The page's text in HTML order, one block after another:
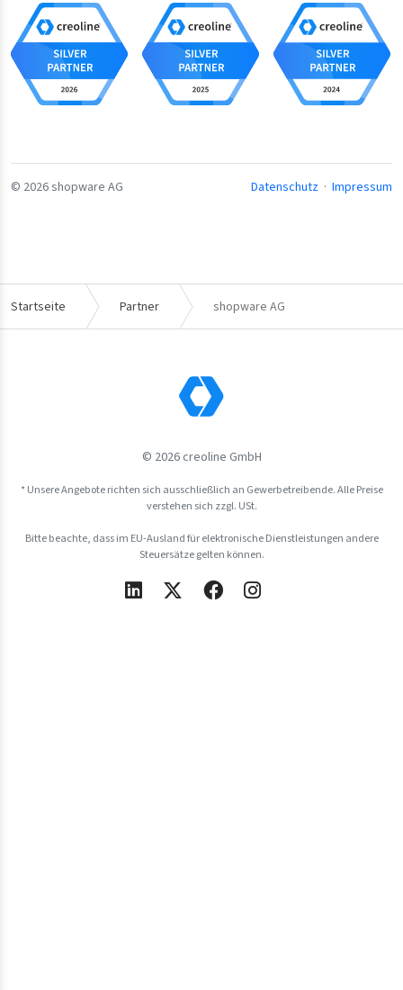
© 2026 shopware AG Datenschutz · Impressum
Startseite Partner shopware AG
© 2026 creoline GmbH
* Unsere Angebote richten sich ausschließlich an Gewerbetreibende. Alle Preise
verstehen sich zzgl. USt.
Bitte beachte, dass im EU-Ausland für elektronische Dienstleistungen andere
Steuersätze gelten können.